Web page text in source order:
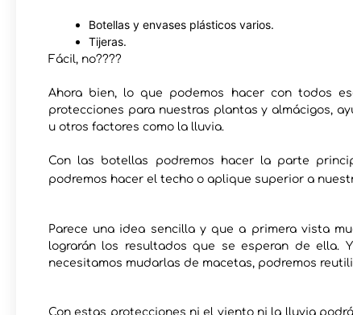
Botellas y envases plásticos varios.
Tijeras.
Fácil, no????
Ahora bien, lo que podemos hacer con todos
protecciones para nuestras plantas y almácigos,
u otros factores como la lluvia.
Con las botellas podremos hacer la parte
podremos hacer el techo o aplique superior a
Parece una idea sencilla y que a primera vista
lograrán los resultados que se esperan de ella.
necesitamos mudarlas de macetas, podremos
Con estas protecciones ni el viento ni la lluvia